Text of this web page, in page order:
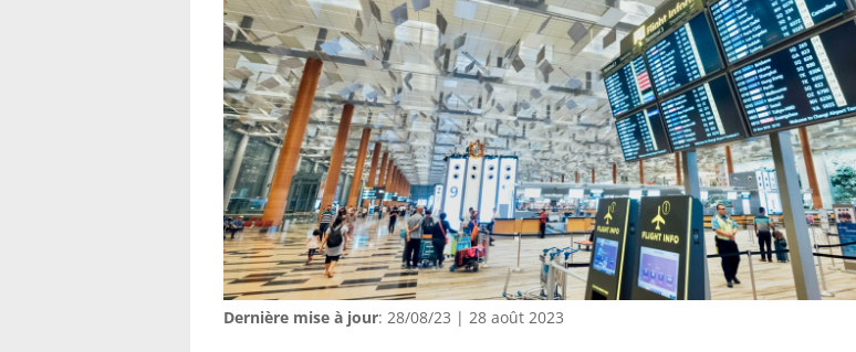
Dernière mise à jour: 28/08/23 | 28 août 2023